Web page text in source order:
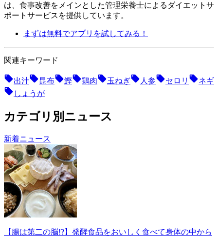
は、食事改善をメインとした管理栄養士によるダイエットサ
ポートサービスを提供しています。
まずは無料でアプリを試してみる！
関連キーワード
出汁 昆布 鰹 鶏肉 玉ねぎ 人参 セロリ
ネギ
しょうが
カテゴリ別ニュース
新着ニュース
【腸は第二の脳!?】発酵食品をおいしく食べて身体の中から